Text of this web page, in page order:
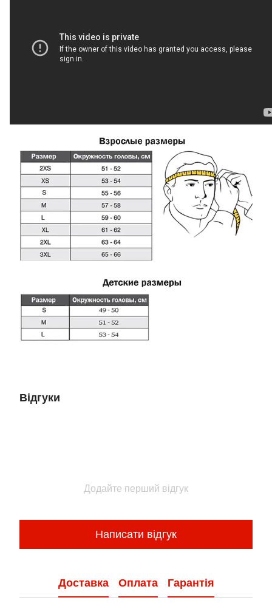
Відгуки
Додайте перший відгук
Написати відгук
Доставка Оплата Гарантія